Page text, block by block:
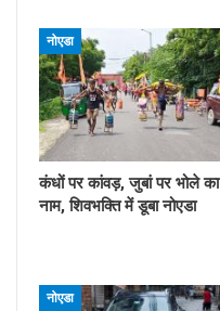
नोएडा
कंधों पर कांवड़, जुबां पर भोले का
नाम, शिवभक्ति में डूबा नोएडा
नोएडा